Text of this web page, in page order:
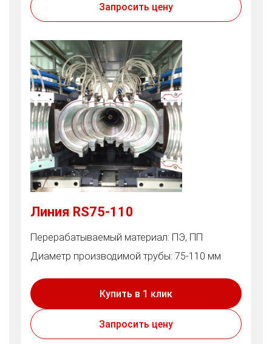
Запросить цену
Линия RS75-110
Перерабатываемый материал: ПЭ, ПП
Диаметр производимой трубы: 75-110 мм
Купить в 1 клик
Запросить цену